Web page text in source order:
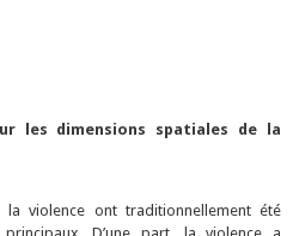
les dimensions spatiales de la
la violence ont traditionnellement été